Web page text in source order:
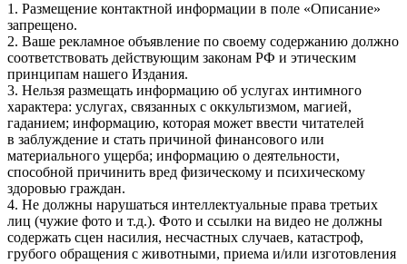
1. Размещение контактной информации в поле «Описание»
запрещено.
2. Ваше рекламное объявление по своему содержанию должно
соответствовать действующим законам РФ и этическим
принципам нашего Издания.
3. Нельзя размещать информацию об услугах интимного
характера: услугах, связанных с оккультизмом, магией,
гаданием; информацию, которая может ввести читателей
в заблуждение и стать причиной финансового или
материального ущерба; информацию о деятельности,
способной причинить вред физическому и психическому
здоровью граждан.
4. Не должны нарушаться интеллектуальные права третьих
лиц (чужие фото и т.д.). Фото и ссылки на видео не должны
содержать сцен насилия, несчастных случаев, катастроф,
грубого обращения с животными, приема и/или изготовления